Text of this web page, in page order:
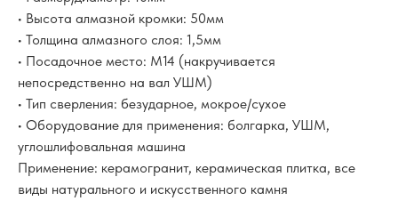
• Высота алмазной кромки: 50мм
• Толщина алмазного слоя: 1,5мм
• Посадочное место: M14 (накручивается
непосредственно на вал УШМ)
• Тип сверления: безударное, мокрое/сухое
• Оборудование для применения: болгарка, УШМ,
углошлифовальная машина
Применение: керамогранит, керамическая плитка, все
виды натурального и искусственного камня